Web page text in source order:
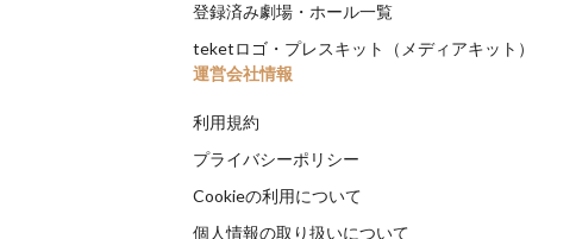
登録済み劇場・ホール一覧
teketロゴ・プレスキット（メディアキット）
運営会社情報
利用規約
プライバシーポリシー
Cookieの利用について
個人情報の取り扱いについて